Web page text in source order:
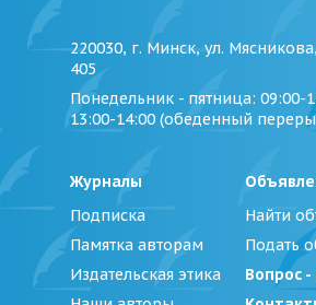
220030, г. Минск, ул.
405
Понедельник - пятница: 09:00-
13:00-14:00 (обеденный
Журналы
Подписка
Памятка авторам
Издательская этика
Найти
Подать
Вопрос -